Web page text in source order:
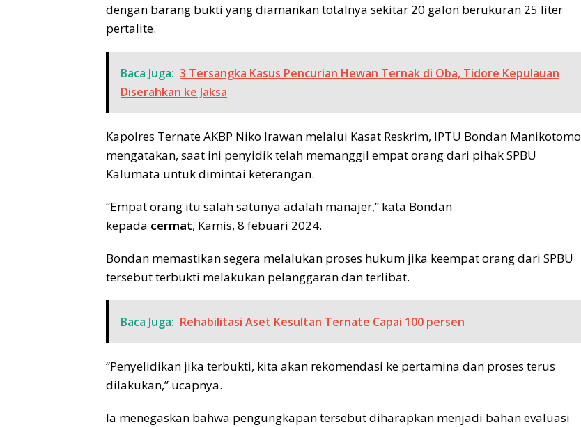
dengan barang bukti yang diamankan totalnya sekitar 20 galon berukuran 25 liter
pertalite.
Baca Juga: 3 Tersangka Kasus Pencurian Hewan Ternak di Oba, Tidore Kepulauan
Diserahkan ke Jaksa
Kapolres Ternate AKBP Niko Irawan melalui Kasat Reskrim, IPTU Bondan Manikotomo
mengatakan, saat ini penyidik telah memanggil empat orang dari pihak SPBU
Kalumata untuk dimintai keterangan.
“Empat orang itu salah satunya adalah manajer,” kata Bondan
kepada cermat, Kamis, 8 febuari 2024.
Bondan memastikan segera melalukan proses hukum jika keempat orang dari SPBU
tersebut terbukti melakukan pelanggaran dan terlibat.
Baca Juga: Rehabilitasi Aset Kesultan Ternate Capai 100 persen
“Penyelidikan jika terbukti, kita akan rekomendasi ke pertamina dan proses terus
dilakukan,” ucapnya.
Ia menegaskan bahwa pengungkapan tersebut diharapkan menjadi bahan evaluasi